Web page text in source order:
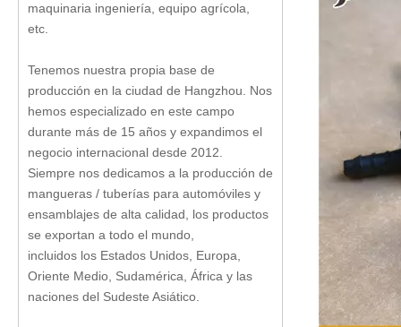
maquinaria ingeniería, equipo agrícola,
etc.
Tenemos nuestra propia base de
producción en la ciudad de Hangzhou. Nos
hemos especializado en este campo
durante más de 15 años y expandimos el
negocio internacional desde 2012.
Siempre nos dedicamos a la producción de
mangueras / tuberías para automóviles y
ensamblajes de alta calidad, los productos
se exportan a todo el mundo,
incluidos los Estados Unidos, Europa,
Oriente Medio, Sudamérica, África y las
naciones del Sudeste Asiático.